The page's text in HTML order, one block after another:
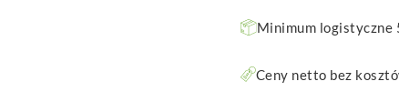
Minimum logistyczne
Ceny netto bez